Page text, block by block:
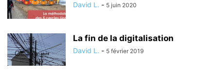
David L. - 5 juin 2020
La fin de la digitalisation
David L. - 5 février 2019